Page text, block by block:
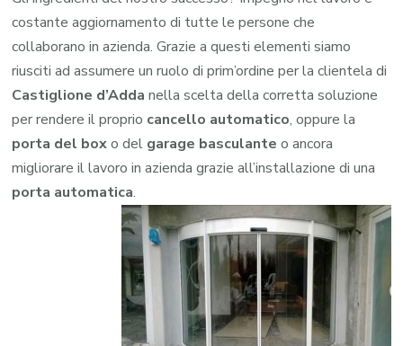
costante aggiornamento di tutte le persone che
collaborano in azienda. Grazie a questi elementi siamo
riusciti ad assumere un ruolo di prim’ordine per la clientela di
Castiglione d’Adda nella scelta della corretta soluzione
per rendere il proprio cancello automatico, oppure la
porta del boxo del garage basculante o ancora
migliorare il lavoro in azienda grazie all’installazione di una
porta automatica.